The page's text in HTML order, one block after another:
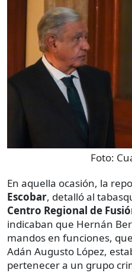
Foto:
En aquella ocasión, la
Escobar, detalló al
Centro Regional de
indicaban que Hernán
mandos en funciones,
Adán Augusto López,
pertenecer a un grupo